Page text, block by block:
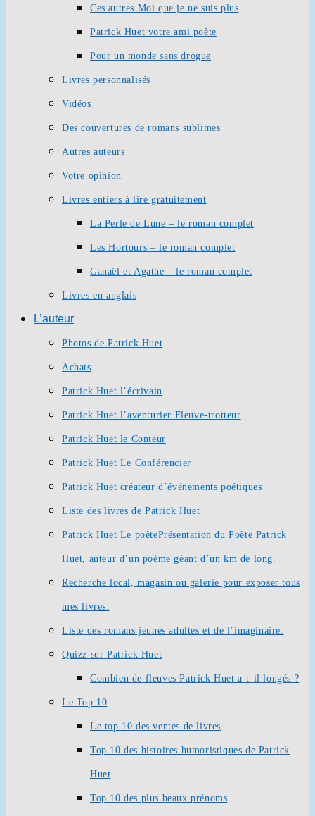
Ces autres Moi que je ne suis plus
Patrick Huet votre ami poète
Pour un monde sans drogue
Livres personnalisés
Vidéos
Des couvertures de romans sublimes
Autres auteurs
Votre opinion
Livres entiers à lire gratuitement
La Perle de Lune – le roman complet
Les Hortours – le roman complet
Ganaël et Agathe – le roman complet
Livres en anglais
L’auteur
Photos de Patrick Huet
Achats
Patrick Huet l’écrivain
Patrick Huet l’aventurier Fleuve-trotteur
Patrick Huet le Conteur
Patrick Huet Le Conférencier
Patrick Huet créateur d’événements poétiques
Liste des livres de Patrick Huet
Patrick Huet Le poètePrésentation du Poète Patrick
Huet, auteur d’un poème géant d’un km de long.
Recherche local, magasin ou galerie pour exposer tous
mes livres.
Liste des romans jeunes adultes et de l’imaginaire.
Quizz sur Patrick Huet
Combien de fleuves Patrick Huet a-t-il longés ?
Le Top 10
Le top 10 des ventes de livres
Top 10 des histoires humoristiques de Patrick
Huet
Top 10 des plus beaux prénoms